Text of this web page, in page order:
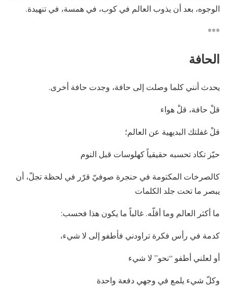
الوجوه، بعد أن يذوب العالم في كوب، في همسة، في تنهيدة.
***
الحافة
يحدث أنني كلما وصلت إلى حافة، وجدت حافة أخرى.
قلْ حافة، قلْ هواء
قلْ غفلتك البديهية عن العالم؛
حيّز تكاد تحسبه حقيقياً كهلوسات قبل النوم
كالصرخات المكتومة في حنجرة صوفيّ قرّر في لحظة تجلّ، أن
يبصر ما تحت جلد الكلمات
ما أكثر العالم وما أقلّه. غالباً ما يكون هذا فحسب:
كدمة في رأس فكرة تراودني فأطفو إلى لا شيء،
أو لعلني أطفو “نحو” لا شيء
وكلّ شيء يلمع في وجهي دفعة واحدة